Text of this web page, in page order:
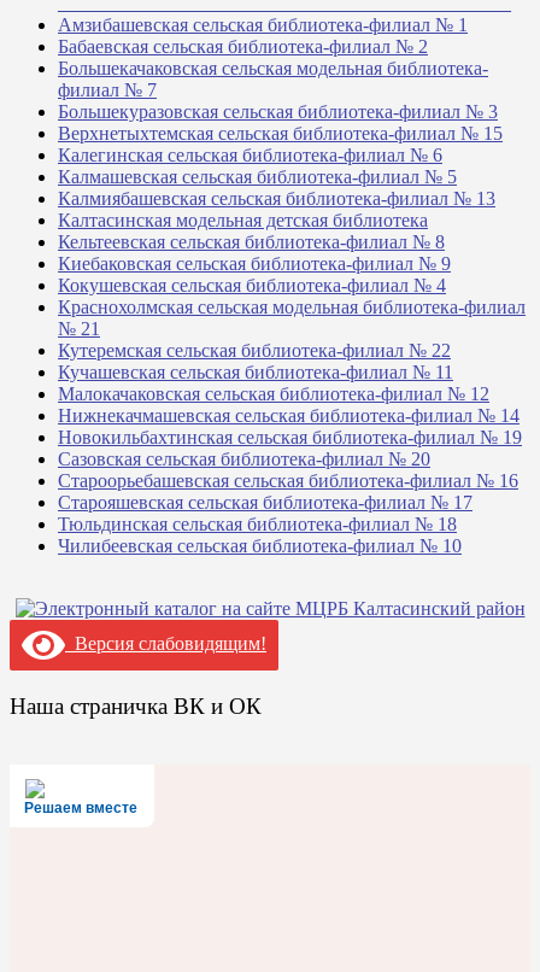
Амзибашевская сельская библиотека-филиал № 1
Бабаевская сельская библиотека-филиал № 2
Большекачаковская сельская модельная библиотека-
филиал № 7
Большекуразовская сельская библиотека-филиал № 3
Верхнетыхтемская сельская библиотека-филиал № 15
Калегинская сельская библиотека-филиал № 6
Калмашевская сельская библиотека-филиал № 5
Калмиябашевская сельская библиотека-филиал № 13
Калтасинская модельная детская библиотека
Кельтеевская сельская библиотека-филиал № 8
Киебаковская сельская библиотека-филиал № 9
Кокушевская сельская библиотека-филиал № 4
Краснохолмская сельская модельная библиотека-филиал
№ 21
Кутеремская сельская библиотека-филиал № 22
Кучашевская сельская библиотека-филиал № 11
Малокачаковская сельская библиотека-филиал № 12
Нижнекачмашевская сельская библиотека-филиал № 14
Новокильбахтинская сельская библиотека-филиал № 19
Сазовская сельская библиотека-филиал № 20
Староорьебашевская сельская библиотека-филиал № 16
Старояшевская сельская библиотека-филиал № 17
Тюльдинская сельская библиотека-филиал № 18
Чилибеевская сельская библиотека-филиал № 10
Версия слабовидящим!
Наша страничка ВК и ОК
Решаем вместе